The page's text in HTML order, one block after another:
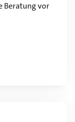
Beratung vor